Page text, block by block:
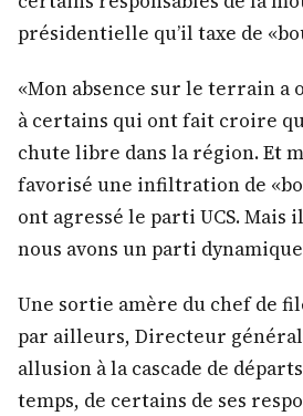
présidentielle qu’il taxe de
«Mon absence sur le terrain a
à certains qui ont fait croire
chute libre dans la région. Et
favorisé une infiltration de
ont agressé le parti UCS. Mais
nous avons un parti
Une sortie amère du chef de
par ailleurs, Directeur général
allusion à la cascade de
temps, de certains de ses